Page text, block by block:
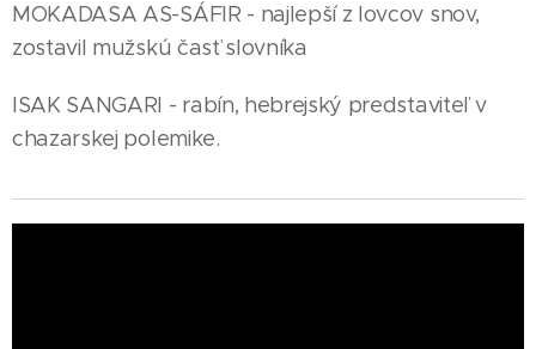
MOKADASA AS-SÁFIR - najlepší z lovcov snov,
zostavil mužskú časť slovníka
ISAK SANGARI - rabín, hebrejský predstaviteľ v
chazarskej polemike.